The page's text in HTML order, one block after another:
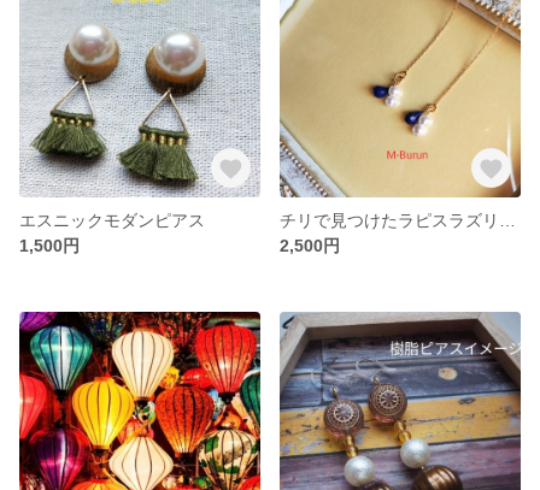
エスニックモダンピアス
1,500円
2,500円